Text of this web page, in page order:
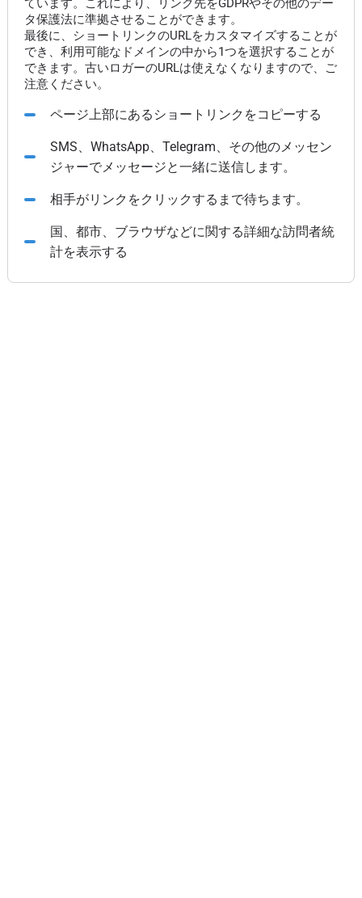
ています。これにより、リンク先をGDPRやその他のデー
タ保護法に準拠させることができます。
最後に、ショートリンクのURLをカスタマイズすることが
でき、利用可能なドメインの中から1つを選択することが
できます。古いロガーのURLは使えなくなりますので、ご
注意ください。
ページ上部にあるショートリンクをコピーする
SMS、WhatsApp、Telegram、その他のメッセン
ジャーでメッセージと一緒に送信します。
相手がリンクをクリックするまで待ちます。
国、都市、ブラウザなどに関する詳細な訪問者統
計を表示する